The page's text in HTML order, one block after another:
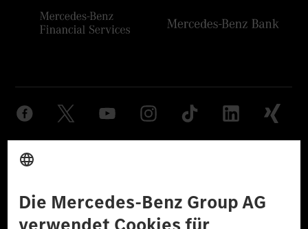
© 2026 Mercedes-Benz Group AG. Alle Rechte vorbehalten.